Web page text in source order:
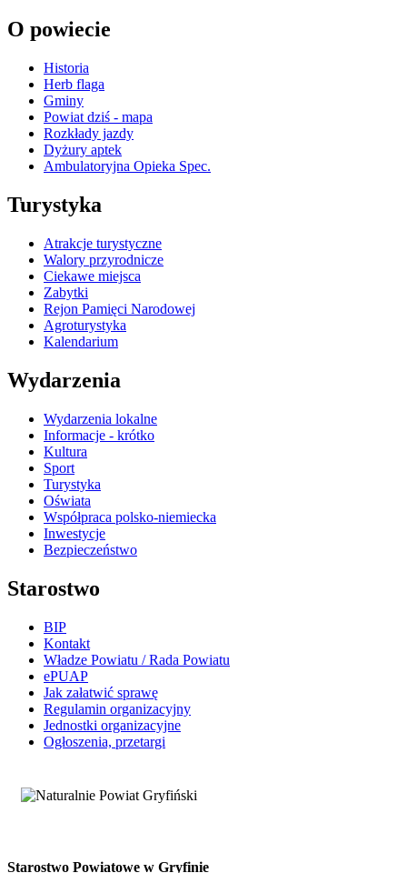
O powiecie
Historia
Herb flaga
Gminy
Powiat dziś - mapa
Rozkłady jazdy
Dyżury aptek
Ambulatoryjna Opieka Spec.
Turystyka
Atrakcje turystyczne
Walory przyrodnicze
Ciekawe miejsca
Zabytki
Rejon Pamięci Narodowej
Agroturystyka
Kalendarium
Wydarzenia
Wydarzenia lokalne
Informacje - krótko
Kultura
Sport
Turystyka
Oświata
Współpraca polsko-niemiecka
Inwestycje
Bezpieczeństwo
Starostwo
BIP
Kontakt
Władze Powiatu / Rada Powiatu
ePUAP
Jak załatwić sprawę
Regulamin organizacyjny
Jednostki organizacyjne
Ogłoszenia, przetargi
Starostwo Powiatowe w Gryfinie